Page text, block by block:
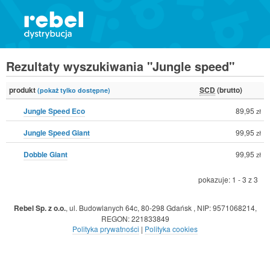
Rezultaty wyszukiwania "Jungle speed"
produkt (pokaż tylko dostępne) SCD (brutto)
Jungle Speed Eco
89,95 zł
Jungle Speed Giant 99,95 zł
Dobble Giant 99,95 zł
pokazuje: 1 - 3 z 3
Rebel Sp. z o.o., ul. Budowlanych 64c, 80-298 Gdańsk, NIP: 9571068214,
REGON: 221833849
Polityka prywatności | Polityka cookies